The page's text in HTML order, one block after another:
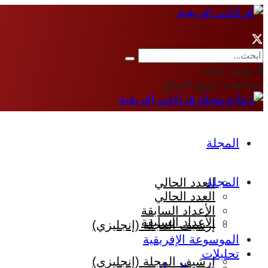
لا توجد نتيجة
مشاهدة جميع النتائج
المجلة
العدد الحالي
الأعداد السابقة
إرشيف المجلة (إنجليزي)
المجلة
العدد الحالي
الأعداد السابقة
إرشيف المجلة (إنجليزي)
الموسوعة الإفريقية
تحليلات